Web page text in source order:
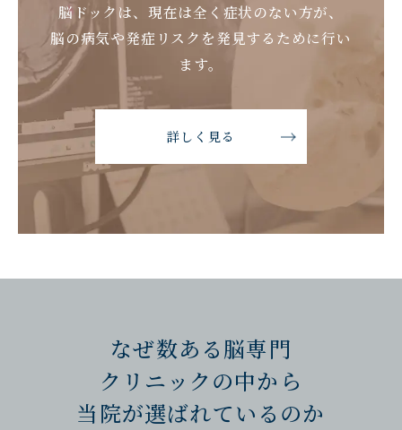
脳ドックは、現在は全く症状のない方が、
脳の病気や発症リスクを発見するために行い
ます。
詳しく見る
なぜ数ある脳専門
クリニックの中から
当院が選ばれているのか